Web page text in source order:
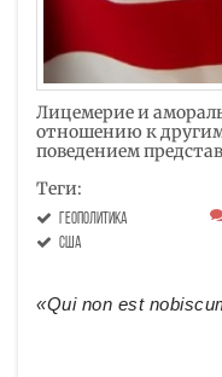
Лицемерие и
отношению к
поведением
Теги:
геополитика
США
«Qui non est